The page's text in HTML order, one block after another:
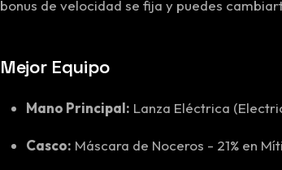
bonus de velocidad se fija y puedes
Mejor Equipo
Mano Principal: Lanza Eléctrica
Casco: Máscara de Noceros - 21% en